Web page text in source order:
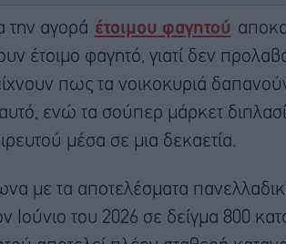
την αγορά έτοιμου φαγητού
έτοιμο φαγητό, γιατί δεν
πως τα νοικοκυριά
ενώ τα σούπερ μάρκετ
μέσα σε μια δεκαετία.
με τα αποτελέσματα
Ιούνιο του 2026 σε δείγμα 800